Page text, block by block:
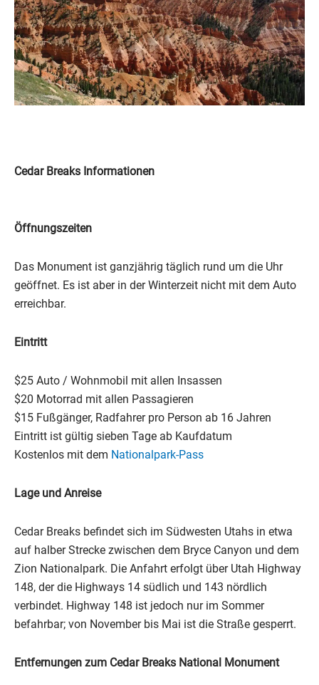
Cedar Breaks Informationen
Öffnungszeiten
Das Monument ist ganzjährig täglich rund um die Uhr
geöffnet. Es ist aber in der Winterzeit nicht mit dem Auto
erreichbar.
Eintritt
$25 Auto / Wohnmobil mit allen Insassen
$20 Motorrad mit allen Passagieren
$15 Fußgänger, Radfahrer pro Person ab 16 Jahren
Eintritt ist gültig sieben Tage ab Kaufdatum
Kostenlos mit dem Nationalpark-Pass
Lage und Anreise
Cedar Breaks befindet sich im Südwesten Utahs in etwa
auf halber Strecke zwischen dem Bryce Canyon und dem
Zion Nationalpark. Die Anfahrt erfolgt über Utah Highway
148, der die Highways 14 südlich und 143 nördlich
verbindet. Highway 148 ist jedoch nur im Sommer
befahrbar; von November bis Mai ist die Straße gesperrt.
Entfernungen zum Cedar Breaks National Monument